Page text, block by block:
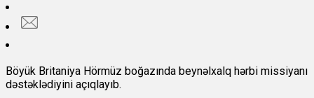
Böyük Britaniya Hörmüz boğazında beynəlxalq hərbi missiyanı
dəstəklədiyini açıqlayıb.